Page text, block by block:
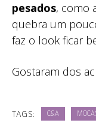
pesados, como
quebra um
faz o look ficar
Gostaram dos
TAGS: C&A